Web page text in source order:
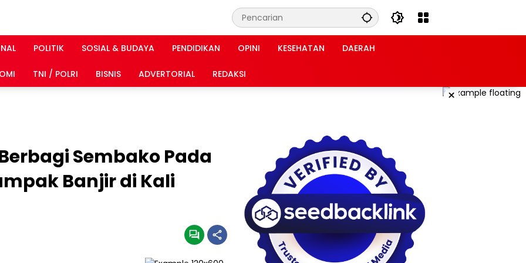
POLITIK SOSIAL & BUDAYA PENDIDIKAN OPINI KESEHATAN DAERAH
TNI / POLRI BISNIS ADVERTORIAL REDAKSI
×
Sembako Pada
Banjir di Kali